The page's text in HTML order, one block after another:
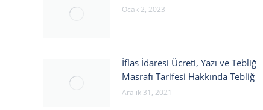
Ocak 2, 2023
İflas İdaresi Ücreti, Yazı ve Tebliğ
Masrafı Tarifesi Hakkında Tebliğ
Aralık 31, 2021